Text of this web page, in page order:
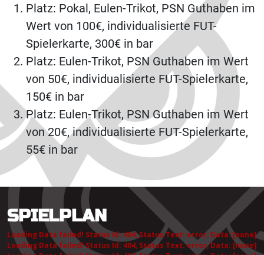
Platz: Pokal, Eulen-Trikot, PSN Guthaben im
Wert von 100€, individualisierte FUT-
Spielerkarte, 300€ in bar
Platz: Eulen-Trikot, PSN Guthaben im Wert
von 50€, individualisierte FUT-Spielerkarte,
150€ in bar
Platz: Eulen-Trikot, PSN Guthaben im Wert
von 20€, individualisierte FUT-Spielerkarte,
55€ in bar
SPIELPLAN
Loading Data failed! Status Id: 404, Status Text: error, Data: [none]
Loading Data failed! Status Id: 404, Status Text: error, Data: [none]